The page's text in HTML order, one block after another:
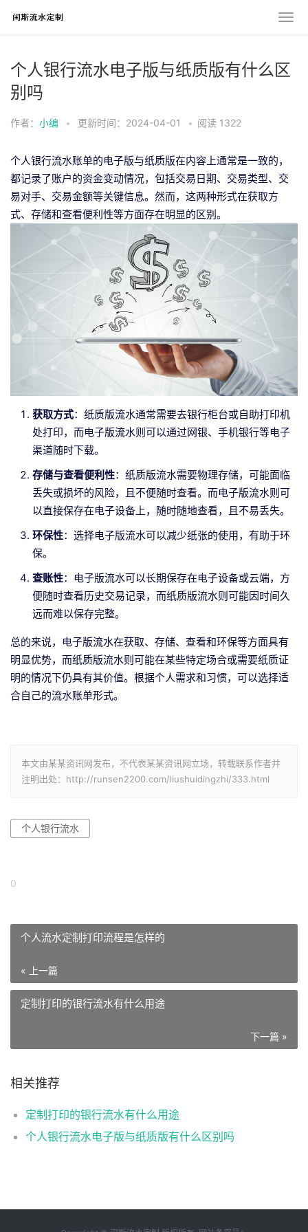
个人银行流水电子版与纸质版有什么区
别吗
作者： 小编 • 更新时间：2024-04-01 • 阅读 1322
个人银行流水账单的电子版与纸质版在内容上通常是一致的，
都记录了账户的资金变动情况，包括交易日期、交易类型、交
易对手、交易金额等关键信息。然而，这两种形式在获取方
式、存储和查看便利性等方面存在明显的区别。
获取方式：纸质版流水通常需要去银行柜台或自助打印机
处打印，而电子版流水则可以通过网银、手机银行等电子
渠道随时下载。
存储与查看便利性：纸质版流水需要物理存储，可能面临
丢失或损坏的风险，且不便随时查看。而电子版流水则可
以直接保存在电子设备上，随时随地查看，且不易丢失。
环保性：选择电子版流水可以减少纸张的使用，有助于环
保。
查账性：电子版流水可以长期保存在电子设备或云端，方
便随时查看历史交易记录，而纸质版流水则可能因时间久
远而难以保存完整。
总的来说，电子版流水在获取、存储、查看和环保等方面具有
明显优势，而纸质版流水则可能在某些特定场合或需要纸质证
明的情况下仍具有其价值。根据个人需求和习惯，可以选择适
合自己的流水账单形式。
本文由某某资讯网发布，不代表某某资讯网立场，转载联系作者并
注明出处：http://runsen2200.com/liushuidingzhi/333.html
个人银行流水
0
个人流水定制打印流程是怎样的
« 上一篇
定制打印的银行流水有什么用途
下一篇 »
相关推荐
定制打印的银行流水有什么用途
个人银行流水电子版与纸质版有什么区别吗